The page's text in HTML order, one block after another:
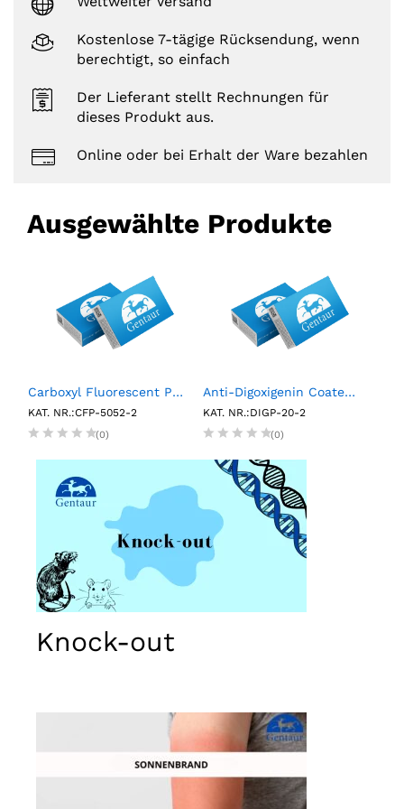
Kostenlose 7-tägige Rücksendung, wenn
berechtigt, so einfach
Der Lieferant stellt Rechnungen für
dieses Produkt aus.
Online oder bei Erhalt der Ware bezahlen
Ausgewählte Produkte
Carboxyl Fluorescent Particles, Yellow, 0.5%w/v, 5.0-5.9µm, 2mL
KAT. NR.:CFP-5052-2
(0)
Anti-Digoxigenin Coated Polystyrene Particles, 2.0- 2.4µm, 0.1%w/v, 2mL
KAT. NR.:DIGP-20-2
(0)
Knock-out